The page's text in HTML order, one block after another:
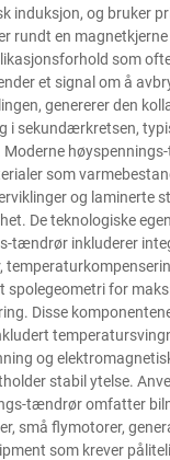
induksjon, og bruker
rundt en
som
et signal om å
genererer den
i sekundærkretsen,
Moderne
som
og laminerte
De teknologiske
tændrør inkluderer
spolegeometri for
Disse
og
stabil ytelse.
tændrør omfatter
små flymotorer,
som krever